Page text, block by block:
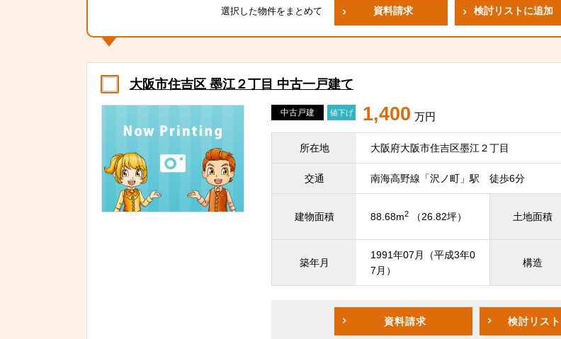
選択した物件をまとめて 資料請求 検討リストに追加
大阪市住吉区 墨江２丁目 中古一戸建て
中古戸建 値下げ 1,400 万円
所在地 大阪府大阪市住吉区墨江２丁目
交通 南海高野線「沢ノ町」駅 徒歩6分
建物面積 88.68m2 （26.82坪） 土地面積
築年月
1991年07月（平成3年0
7月）
構造
資料請求 検討リスト